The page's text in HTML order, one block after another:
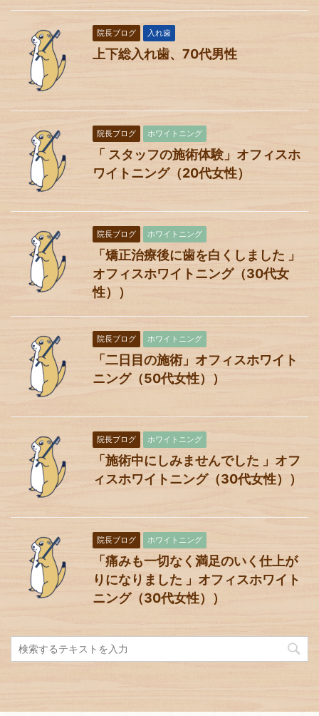
院長ブログ 入れ歯
上下総入れ歯、70代男性
院長ブログ ホワイトニング
「 スタッフの施術体験」オフィスホ
ワイトニング（20代女性）
院長ブログ ホワイトニング
「矯正治療後に歯を白くしました 」
オフィスホワイトニング（30代女
性））
院長ブログ ホワイトニング
「二日目の施術」オフィスホワイト
ニング（50代女性））
院長ブログ ホワイトニング
「施術中にしみませんでした 」オフ
ィスホワイトニング（30代女性））
院長ブログ ホワイトニング
「痛みも一切なく満足のいく仕上が
りになりました 」オフィスホワイト
ニング（30代女性））